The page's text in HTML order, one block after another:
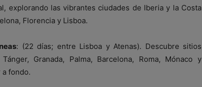
explorando las vibrantes ciudades de Iberia y la Costa
Florencia y Lisboa.
: (22 días; entre Lisboa y Atenas). Descubre sitios
Granada, Palma, Barcelona, Roma, Mónaco y
fondo.